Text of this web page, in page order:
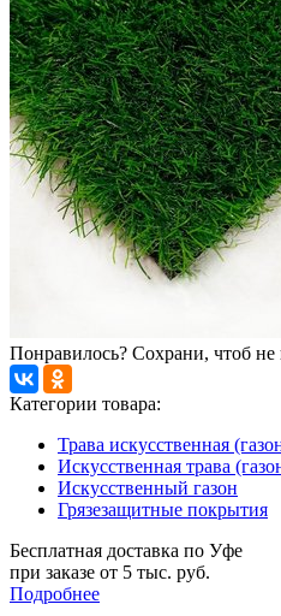
Понравилось? Сохрани, чтоб не
Категории товара:
Трава искусственная
Искусственная трава
Искусственный газон
Грязезащитные покрытия
Бесплатная доставка по Уфе
при заказе от 5 тыс. руб.
Подробнее